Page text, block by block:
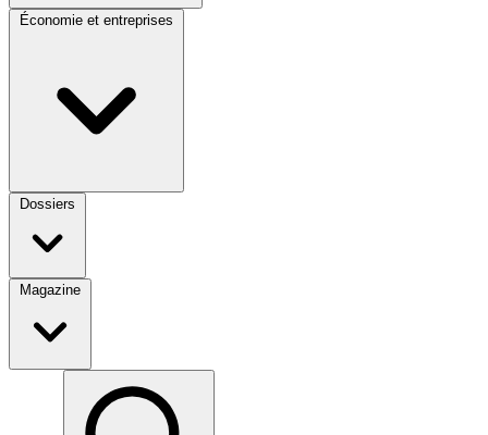
Économie et entreprises
Dossiers
Magazine